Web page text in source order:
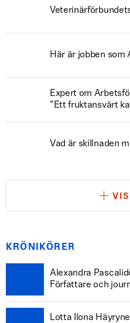
Här är jobben som
Expert om
”Ett fruktansvärt
Vad är skillnaden
KRÖNIKÖRER
Alexandra
Författare och
Lotta Ilona